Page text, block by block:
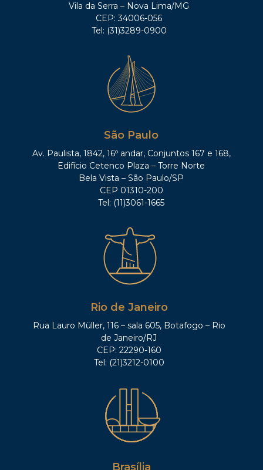
Vila da Serra – Nova Lima/MG
CEP: 34006-056
Tel: (31)3289-0900
São Paulo
Av. Paulista, 1842, 16º andar, Conjuntos 167 e 168,
Edifício Cetenco Plaza – Torre Norte
Bela Vista – São Paulo/SP
CEP 01310-200
Tel: (11)3061-1665
Rio de Janeiro
Rua Lauro Müller, 116 – sala 605, Botafogo – Rio
de Janeiro/RJ
CEP: 22290-160
Tel: (21)3212-0100
Brasília